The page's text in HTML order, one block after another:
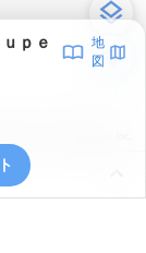
ｐｅ
地
図